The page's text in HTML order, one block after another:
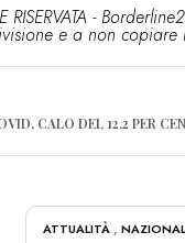
RISERVATA -
e a non copiare
ATTUALITÀ ,